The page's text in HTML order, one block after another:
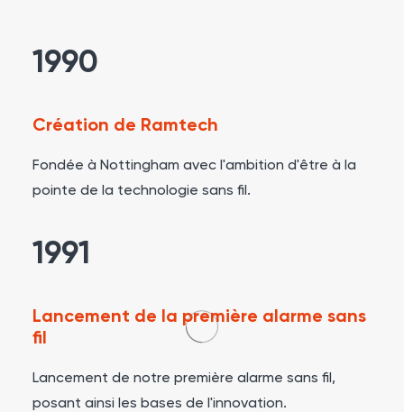
1990
Création de Ramtech
Fondée à Nottingham avec l'ambition d'être à la
pointe de la technologie sans fil.
1991
Lancement de la première alarme sans
fil
Lancement de notre première alarme sans fil,
posant ainsi les bases de l'innovation.